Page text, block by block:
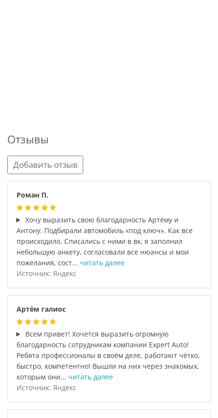
Отзывы
Добавить отзыв
Роман П.
Хочу выразить свою благодарность Артёму и
Антону. Подбирали автомобиль «под ключ». Как все
происходило. Списались с ними в вк, я заполнил
небольшую анкету, согласовали все нюансы и мои
пожелания, сост... читать далее
Источник: Яндекс
Артём галиос
Всем привет! Хочется выразить огромную
благодарность сотрудникам компании Expert Auto!
Ребята профессионалы в своём деле, работают чётко,
быстро, компетентно! Вышли на них через знакомых,
которым они... читать далее
Источник: Яндекс